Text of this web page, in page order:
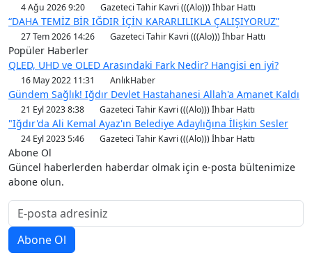
4 Ağu 2026 9:20 Gazeteci Tahir Kavri (((Alo))) İhbar Hattı
“DAHA TEMİZ BİR IĞDIR İÇİN KARARLILIKLA ÇALIŞIYORUZ”
27 Tem 2026 14:26 Gazeteci Tahir Kavri (((Alo))) İhbar Hattı
Popüler Haberler
QLED, UHD ve OLED Arasındaki Fark Nedir? Hangisi en iyi?
16 May 2022 11:31 AnlıkHaber
Gündem Sağlık! Iğdır Devlet Hastahanesi Allah'a Amanet Kaldı
21 Eyl 2023 8:38 Gazeteci Tahir Kavri (((Alo))) İhbar Hattı
"Iğdır'da Ali Kemal Ayaz'ın Belediye Adaylığına İlişkin Sesler
24 Eyl 2023 5:46 Gazeteci Tahir Kavri (((Alo))) İhbar Hattı
Abone Ol
Güncel haberlerden haberdar olmak için e-posta bültenimize
abone olun.